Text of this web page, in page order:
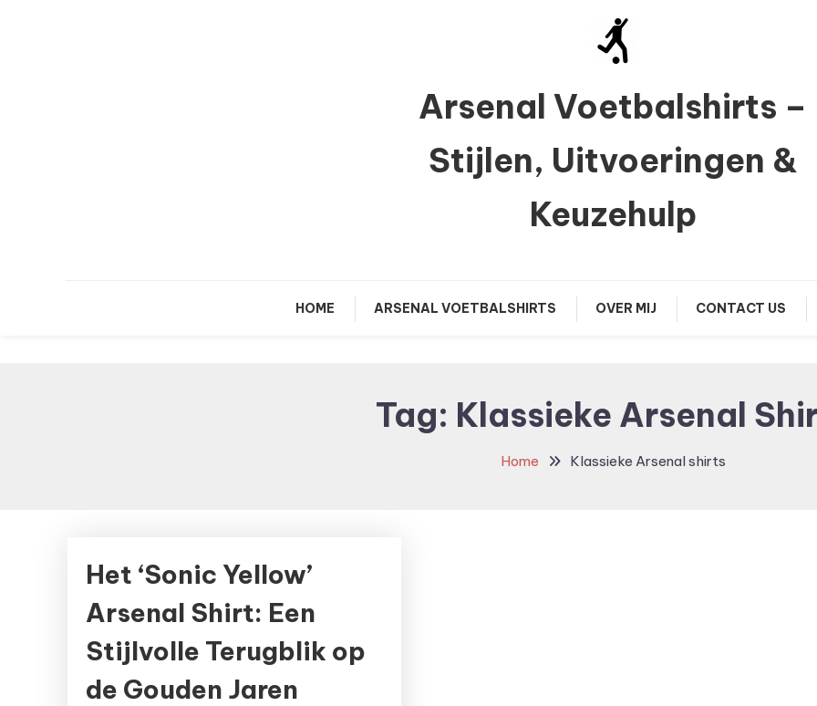
Arsenal Voetbalshirts –
Stijlen, Uitvoeringen &
Keuzehulp
HOME ARSENAL VOETBALSHIRTS OVER MIJ CONTACT US
Tag: Klassieke Arsenal
Home Klassieke Arsenal shirts
Het ‘Sonic Yellow’
Arsenal Shirt: Een
Stijlvolle Terugblik op
de Gouden Jaren